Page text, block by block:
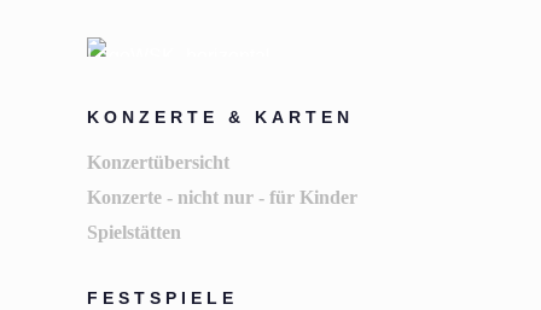
KONZERTE & KARTEN
Konzertübersicht
Konzerte - nicht nur - für Kinder
Spielstätten
FESTSPIELE